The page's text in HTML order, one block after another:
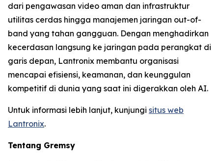
dari pengawasan video aman dan infrastruktur
utilitas cerdas hingga manajemen jaringan out-of-
band yang tahan gangguan. Dengan menghadirkan
kecerdasan langsung ke jaringan pada perangkat di
garis depan, Lantronix membantu organisasi
mencapai efisiensi, keamanan, dan keunggulan
kompetitif di dunia yang saat ini digerakkan oleh AI.
Untuk informasi lebih lanjut, kunjungi situs web
Lantronix.
Tentang Gremsy